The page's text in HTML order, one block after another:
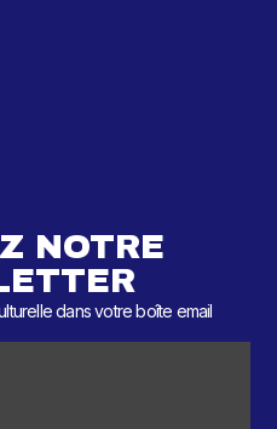
NOTRE
dans votre boîte email